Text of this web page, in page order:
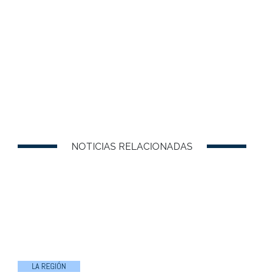
NOTICIAS RELACIONADAS
LA REGIÓN